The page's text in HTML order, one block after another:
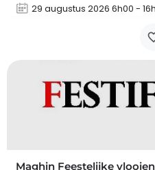
29 augustus 2026 6h00 -
Maghin Feestelijke